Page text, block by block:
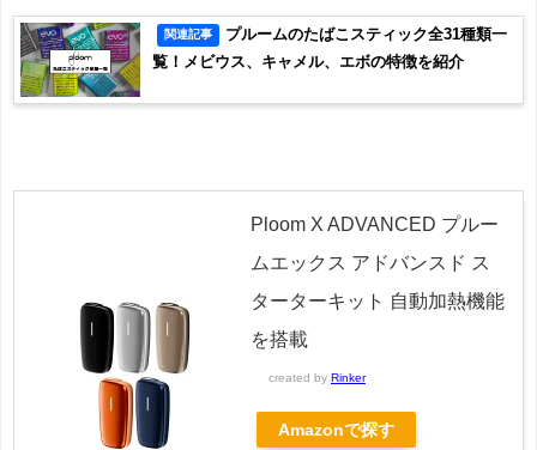
関連記事
プルームのたばこスティック全31種類一
覧！メビウス、キャメル、エボの特徴を紹介
Ploom X ADVANCED プルー
ムエックス アドバンスド ス
ターターキット 自動加熱機能
を搭載
created by Rinker
Amazonで探す